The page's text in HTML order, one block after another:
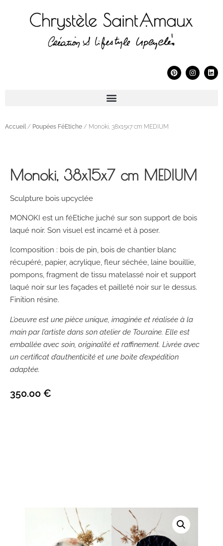
Accueil / Poupées FéEtiche / Monoki, 38x15x7 cm MEDIUM
Monoki, 38x15x7 cm MEDIUM
Sculpture bois upcyclée
MONOKI est un féEtiche juché sur son support de bois
laqué noir. Son visuel est incarné et à poser.
{composition : bois de pin, bois de chantier blanc
récupéré, papier, acrylique, fleur séchée, laine bouillie,
pompons, fragment de tissu matelassé noir et support
laqué noir sur les façades et pailleté noir sur le dessus.
Finition résine.
L’oeuvre est une pièce unique, imaginée et réalisée à la
main par l’artiste dans son atelier de Touraine. Elle est
emballée avec soin, originalité et raffinement. Livrée avec
un certificat d’authenticité et une boite d’expédition
adaptée.
350.00 €